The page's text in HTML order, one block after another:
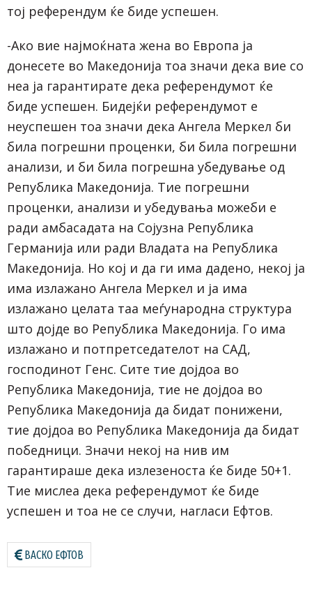
тој референдум ќе биде успешен.
-Ако вие најмоќната жена во Европа ја
донесете во Македонија тоа значи дека вие со
неа ја гарантирате дека референдумот ќе
биде успешен. Бидејќи референдумот е
неуспешен тоа значи дека Ангела Меркел би
била погрешни проценки, би била погрешни
анализи, и би била погрешна убедување од
Република Македонија. Тие погрешни
проценки, анализи и убедувања можеби е
ради амбасадата на Сојузна Република
Германија или ради Владата на Република
Македонија. Но кој и да ги има дадено, некој ја
има излажано Ангела Меркел и ја има
излажано целата таа меѓународна структура
што дојде во Република Македонија. Го има
излажано и потпретседателот на САД,
господинот Генс. Сите тие дојдоа во
Република Македонија, тие не дојдоа во
Република Македонија да бидат понижени,
тие дојдоа во Република Македонија да бидат
победници. Значи некој на нив им
гарантираше дека излезеноста ќе биде 50+1.
Тие мислеа дека референдумот ќе биде
успешен и тоа не се случи, нагласи Ефтов.
ВАСКО ЕФТОВ